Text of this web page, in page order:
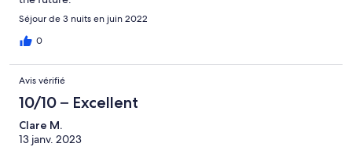
Séjour de 3 nuits en juin 2022
0
Avis vérifié
10/10 – Excellent
Clare M.
13 janv. 2023